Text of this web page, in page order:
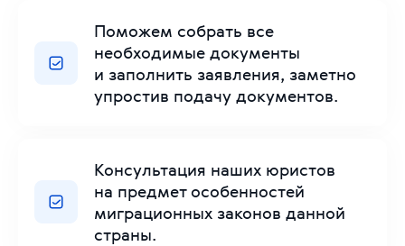
Поможем собрать все
необходимые документы
и заполнить заявления, заметно
упростив подачу документов.
Консультация наших юристов
на предмет особенностей
миграционных законов данной
страны.